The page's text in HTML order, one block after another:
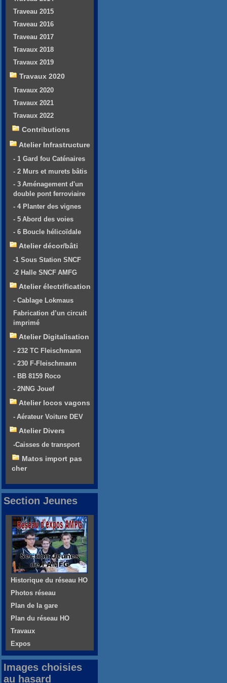
Traveau 2015
Traveau 2016
Traveau 2017
Travaux 2018
Travaux 2019
Travaux 2020
Travaux 2020
Travaux 2021
Travaux 2022
Contributions
Atelier Infrastructure
- 1 Gard fou Caténaires
- 2 Murs et murets bâtis
- 3 Aménagement d'un
double pont ferroviaire
- 4 Planter des vignes
- 5 Abord des voies
- 6 Boucle hélicoïdale
Atelier décor/bâti
-1 Sous Station SNCF
-2 Halle SNCF AMFG
Atelier électrification
- Cablage Lokmaus
Fabrication d’un circuit
imprimé
Atelier Digitalisation
- 232 TC Fleischmann
- 230 F-Fleischmann
- BB 8159 Roco
- 2NNG Jouef
Atelier locos vagons
- Aérateur Voiture DEV
Atelier Divers
-Caisses de transport
Matos import pas
cher
Section Jeunes
Historique du réseau HO
Photos réseau
Plan de la gare
Plan du réseau HO
Travaux
Expos
Images choisies
au hasard